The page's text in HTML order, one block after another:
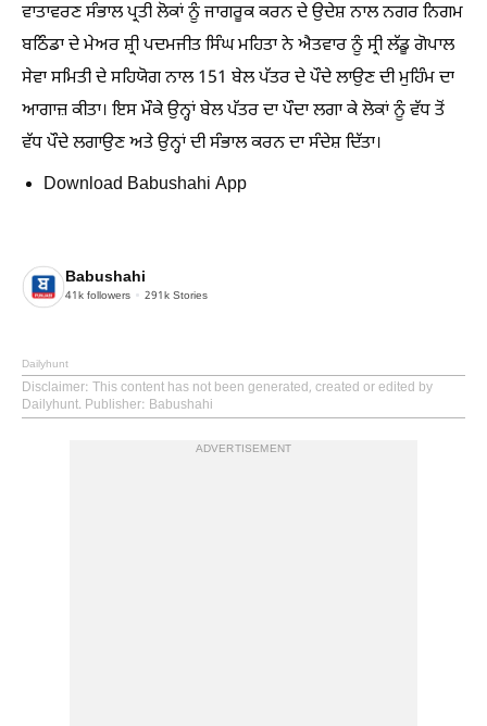
ਵਾਤਾਵਰਣ ਸੰਭਾਲ ਪ੍ਰਤੀ ਲੋਕਾਂ ਨੂੰ ਜਾਗਰੂਕ ਕਰਨ ਦੇ ਉਦੇਸ਼ ਨਾਲ ਨਗਰ ਨਿਗਮ
ਬਠਿੰਡਾ ਦੇ ਮੇਅਰ ਸ਼੍ਰੀ ਪਦਮਜੀਤ ਸਿੰਘ ਮਹਿਤਾ ਨੇ ਐਤਵਾਰ ਨੂੰ ਸ੍ਰੀ ਲੱਡੂ ਗੋਪਾਲ
ਸੇਵਾ ਸਮਿਤੀ ਦੇ ਸਹਿਯੋਗ ਨਾਲ 151 ਬੇਲ ਪੱਤਰ ਦੇ ਪੌਦੇ ਲਾਉਣ ਦੀ ਮੁਹਿੰਮ ਦਾ
ਆਗਾਜ਼ ਕੀਤਾ। ਇਸ ਮੌਕੇ ਉਨ੍ਹਾਂ ਬੇਲ ਪੱਤਰ ਦਾ ਪੌਦਾ ਲਗਾ ਕੇ ਲੋਕਾਂ ਨੂੰ ਵੱਧ ਤੋਂ
ਵੱਧ ਪੌਦੇ ਲਗਾਉਣ ਅਤੇ ਉਨ੍ਹਾਂ ਦੀ ਸੰਭਾਲ ਕਰਨ ਦਾ ਸੰਦੇਸ਼ ਦਿੱਤਾ।
Download Babushahi App
Babushahi
41k followers 291k Stories
Dailyhunt
Disclaimer: This content has not been generated, created or edited by
Dailyhunt. Publisher: Babushahi
ADVERTISEMENT